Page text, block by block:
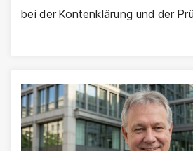
bei der Kontenklärung und der